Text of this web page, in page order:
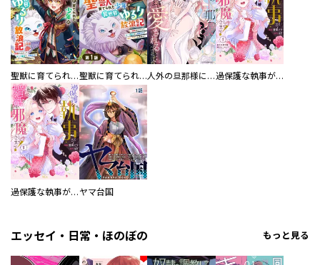
聖獣に育てられた少年の異世界ゆるり放浪記～神様からもらったチート魔法で、仲間たちとスローライフを満喫中～ 聖獣に育てられた少年の異世界ゆるり放浪記～神様からもらったチート魔法で、仲間たちとスローライフを満喫中～【分冊版】 人外の旦那様に娶られ毎晩ナカまで愛される…。アンソロジー 過保護な執事が私の婚活を邪魔してきます！ 分冊版
過保護な執事が私の婚活を邪魔してきます！ ヤマ台国
エッセイ・日常・ほのぼの もっと見る